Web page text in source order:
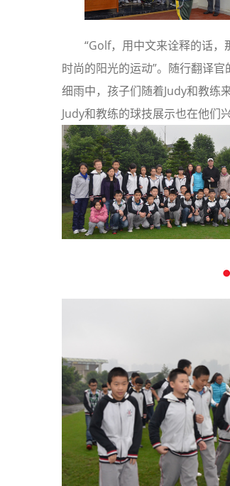
“Golf，用中文来诠释的话，那就是集
时尚的阳光的运动”。随行翻译官
细雨中，孩子们随着Judy和教练
Judy和教练的球技展示也在他们